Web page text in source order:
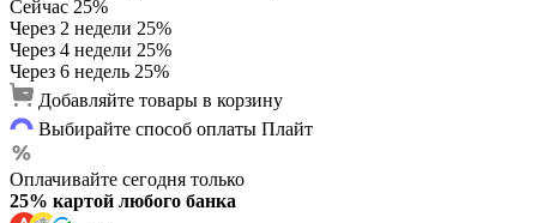
Сейчас 25%
Через 2 недели 25%
Через 4 недели 25%
Через 6 недель 25%
Добавляйте товары в корзину
Выбирайте способ оплаты Плайт
Оплачивайте сегодня только
25% картой любого банка